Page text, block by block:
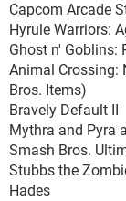
Capcom Arcade
Hyrule Warriors:
Ghost n' Goblins:
Animal Crossing:
Bros. Items)
Bravely Default II
Mythra and Pyra
Smash Bros.
Stubbs the
Hades